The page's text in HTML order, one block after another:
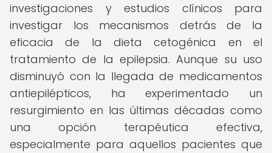
investigaciones y estudios clínicos para
investigar los mecanismos detrás de la
eficacia de la dieta cetogénica en el
tratamiento de la epilepsia. Aunque su uso
disminuyó con la llegada de medicamentos
antiepilépticos, ha experimentado un
resurgimiento en las últimas décadas como
una opción terapéutica efectiva,
especialmente para aquellos pacientes que